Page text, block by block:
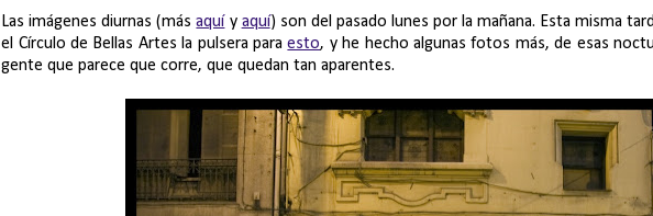
Las imágenes diurnas (másaquí y aquí) son del pasado lunes por la mañana. Esta misma
el Círculo de Bellas Artes la pulsera paraesto, y he hecho algunas fotos más, de esas
gente que parece que corre, que quedan tan aparentes.